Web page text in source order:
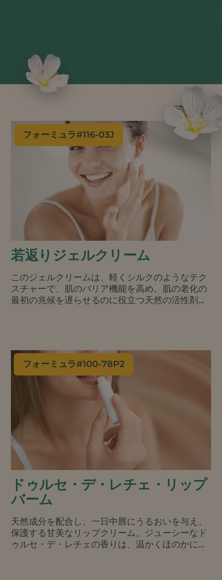
フォーミュラ#100-78P2
ドゥルセ・デ・レチェ・リップ
バーム
天然成分を配合し、一日中唇にうるおいを与え、
保護する甘美なリップクリーム。ジューシーなド
ゥルセ・デ・レチェの香りは、温かくほのかに甘
フォーミュラ#116-03J
若返りジェルクリーム
このジェルクリームは、軽くシルクのようなテク
スチャーで、肌のバリア機能を高め、肌の老化の
最初の兆候を遅らせるのに役立つ天然の活性剤と